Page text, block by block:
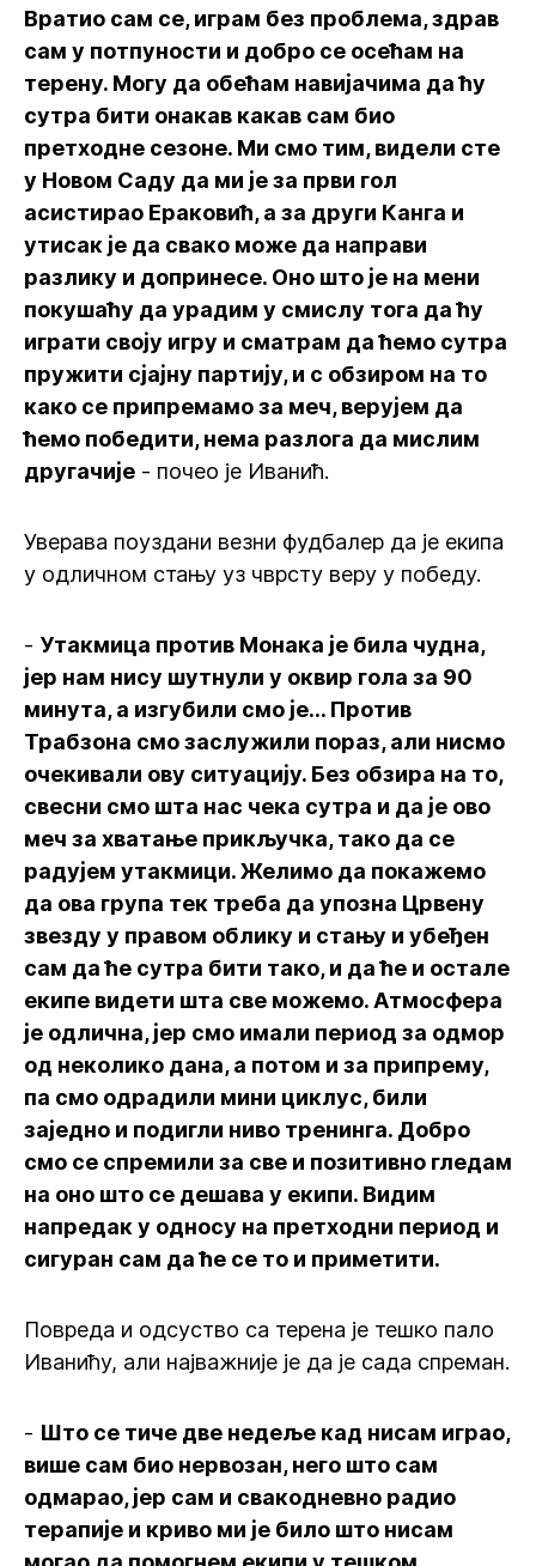
Вратио сам се, играм без проблема, здрав
сам у потпуности и добро се осећам на
терену. Могу да обећам навијачима да ћу
сутра бити онакав какав сам био
претходне сезоне. Ми смо тим, видели сте
у Новом Саду да ми је за први гол
асистирао Ераковић, а за други Канга и
утисак је да свако може да направи
разлику и допринесе. Оно што је на мени
покушаћу да урадим у смислу тога да ћу
играти своју игру и сматрам да ћемо сутра
пружити сјајну партију, и с обзиром на то
како се припремамо за меч, верујем да
ћемо победити, нема разлога да мислим
другачије - почео је Иванић.
Уверава поуздани везни фудбалер да је екипа
у одличном стању уз чврсту веру у победу.
- Утакмица против Монака је била чудна,
јер нам нису шутнули у оквир гола за 90
минута, а изгубили смо је... Против
Трабзона смо заслужили пораз, али нисмо
очекивали ову ситуацију. Без обзира на то,
свесни смо шта нас чека сутра и да је ово
меч за хватање прикључка, тако да се
радујем утакмици. Желимо да покажемо
да ова група тек треба да упозна Црвену
звезду у правом облику и стању и убеђен
сам да ће сутра бити тако, и да ће и остале
екипе видети шта све можемо. Атмосфера
је одлична, јер смо имали период за одмор
од неколико дана, а потом и за припрему,
па смо одрадили мини циклус, били
заједно и подигли ниво тренинга. Добро
смо се спремили за све и позитивно гледам
на оно што се дешава у екипи. Видим
напредак у односу на претходни период и
сигуран сам да ће се то и приметити.
Повреда и одсуство са терена је тешко пало
Иванићу, али најважније је да је сада спреман.
- Што се тиче две недеље кад нисам играо,
више сам био нервозан, него што сам
одмарао, јер сам и свакодневно радио
терапије и криво ми је било што нисам